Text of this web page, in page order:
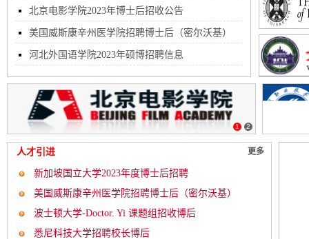
北京电影学院2023年博士后招收公告
美国威斯康辛州医学院招聘博士后（密尔沃基）
河北外国语学院2023年硕博招聘信息
1 2
人才引进 更多
新加坡国立大学2023年度博士后招聘
美国威斯康辛州医学院招聘博士后（密尔沃基）
波士顿大学-Doctor. Yi 课题组招收博后
悉尼科技大学招聘校长博后